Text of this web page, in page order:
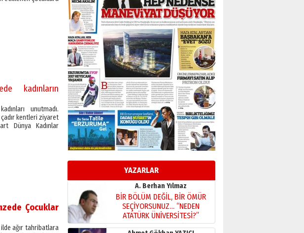
kadınların
unutmadı.
kentleri ziyaret
Dünya Kadınlar
Çocuklar
ağır tahribatlara
YAZARLAR
çekmemeli!
17 Şubat 2026 SalıOrhan BOZKURT
Bir fotoğraf, bir şehir, bir
gazeteci… Dizginler kimin
elinde?
31 Mart 2026 Salı
A. Berhan Yılmaz
BİR BÖLÜM DEĞİL, BİR ÖMÜR
SEÇİYORSUNUZ… “NEDEN
ATATÜRK ÜNİVERSİTESİ?”
28 Temmuz 2026 Salı
Ahmet Gökhan YAZICI
Ahmed Yesevi’den bir
Alperen… ”Reisimiz” idi…
Hakka yürüdü.!
Cem Bakırcı
Ardında bıraktığı hatıralarıyla
gönül adamı Faruk Terzioğlu!
13 Mayıs 2026 Çarşamba
Esat BİNDESEN
Başkan Sekmen’den Erzurum’a
bir vizyon proje daha!